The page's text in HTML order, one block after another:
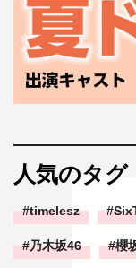
人気のタグ
timelesz
乃木坂46 櫻